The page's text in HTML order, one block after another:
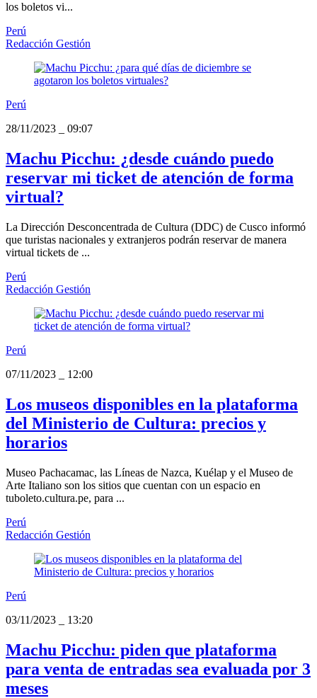
los boletos vi...
Perú
Redacción Gestión
Perú
28/11/2023
09:07
Machu Picchu: ¿desde cuándo puedo
reservar mi ticket de atención de forma
virtual?
La Dirección Desconcentrada de Cultura (DDC) de Cusco informó
que turistas nacionales y extranjeros podrán reservar de manera
virtual tickets de ...
Perú
Redacción Gestión
Perú
07/11/2023
12:00
Los museos disponibles en la plataforma
del Ministerio de Cultura: precios y
horarios
Museo Pachacamac, las Líneas de Nazca, Kuélap y el Museo de
Arte Italiano son los sitios que cuentan con un espacio en
tuboleto.cultura.pe, para ...
Perú
Redacción Gestión
Perú
03/11/2023
13:20
Machu Picchu: piden que plataforma
para venta de entradas sea evaluada por 3
meses